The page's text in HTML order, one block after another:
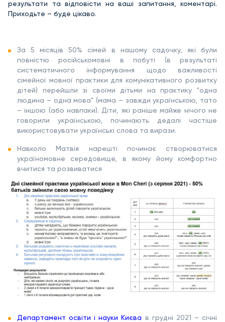
результати та відповісти на ваші запитання, коментарі.
Приходьте – буде цікаво.
За 5 місяців 50% сімей в нашому садочку, які були
повністю російськомовні в побуті (в результаті
систематичного інформування щодо важливості
сімейної мовної практики для комунікативного розвитку
дітей) перейшли зі своїми дітьми на практику "одна
людина – одна мова" (мама – завжди українською, тато
– іншою (або навпаки). Діти, які раніше майже нічого не
говорили українською, починають дедалі частіше
використовувати українські слова та вирази.
Навколо Матвія нарешті починає створюватися
україномовне середовище, в якому йому комфортно
вчитися та розвиватися
Департамент освіти і науки Києва в грудні 2021 – січні